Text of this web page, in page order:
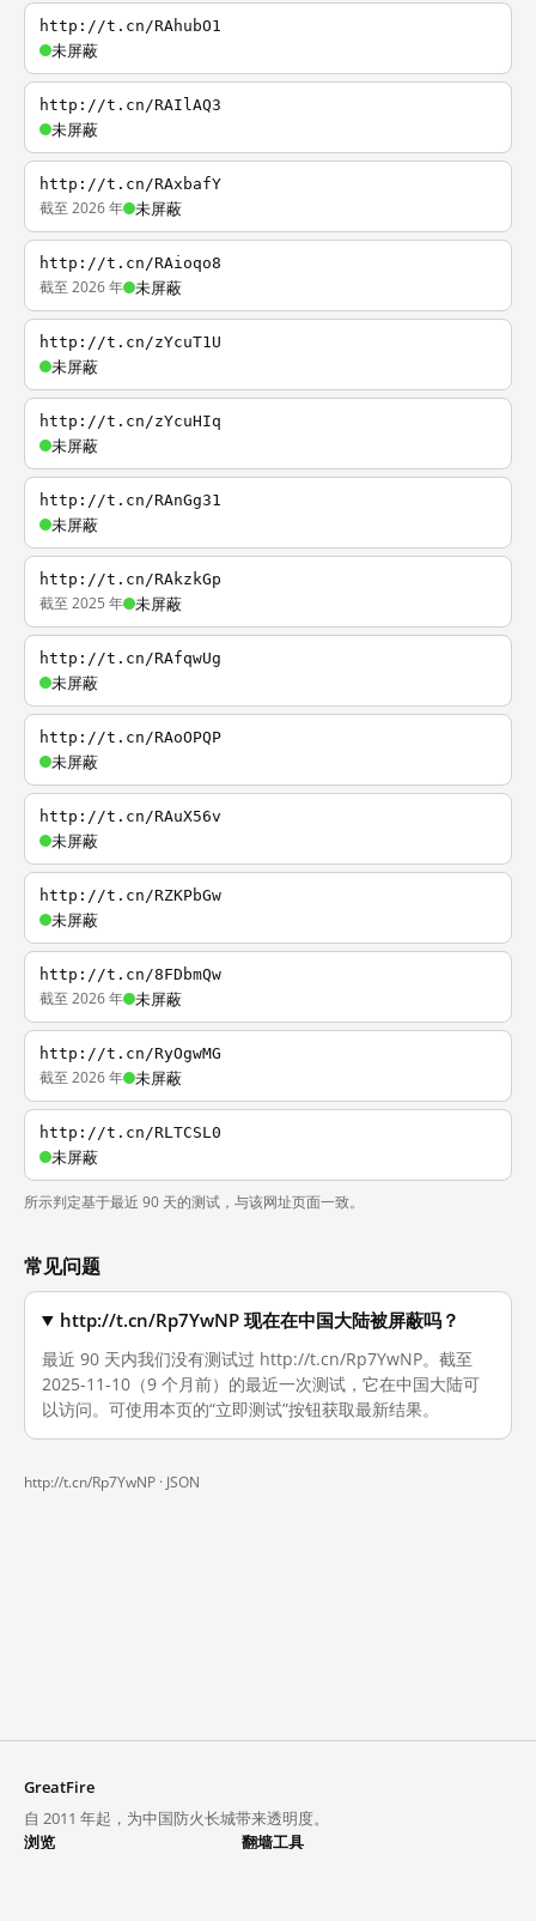
http://t.cn/RAhubO1
未屏蔽
http://t.cn/RAIlAQ3
未屏蔽
http://t.cn/RAxbafY
截至 2026 年 未屏蔽
http://t.cn/RAioqo8
截至 2026 年 未屏蔽
http://t.cn/zYcuT1U
未屏蔽
http://t.cn/zYcuHIq
未屏蔽
http://t.cn/RAnGg31
未屏蔽
http://t.cn/RAkzkGp
截至 2025 年 未屏蔽
http://t.cn/RAfqwUg
未屏蔽
http://t.cn/RAoOPQP
未屏蔽
http://t.cn/RAuX56v
未屏蔽
http://t.cn/RZKPbGw
未屏蔽
http://t.cn/8FDbmQw
截至 2026 年 未屏蔽
http://t.cn/RyOgwMG
截至 2026 年 未屏蔽
http://t.cn/RLTCSL0
未屏蔽
所示判定基于最近 90 天的测试，与该网址页面一致。
常见问题
http://t.cn/Rp7YwNP 现在在中国大陆被屏蔽吗？
最近 90 天内我们没有测试过 http://t.cn/Rp7YwNP。截至
2025-11-10（9 个月前）的最近一次测试，它在中国大陆可
以访问。可使用本页的“立即测试”按钮获取最新结果。
http://t.cn/Rp7YwNP · JSON
GreatFire
自 2011 年起，为中国防火长城带来透明度。
浏览
翻墙工具